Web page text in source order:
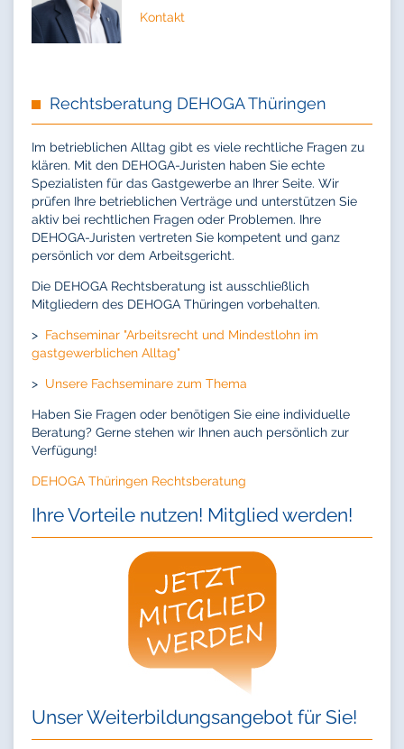
Kontakt
Rechtsberatung DEHOGA Thüringen
Im betrieblichen Alltag gibt es viele rechtliche Fragen zu
klären. Mit den DEHOGA-Juristen haben Sie echte
Spezialisten für das Gastgewerbe an Ihrer Seite. Wir
prüfen Ihre betrieblichen Verträge und unterstützen Sie
aktiv bei rechtlichen Fragen oder Problemen. Ihre
DEHOGA-Juristen vertreten Sie kompetent und ganz
persönlich vor dem Arbeitsgericht.
Die DEHOGA Rechtsberatung ist ausschließlich
Mitgliedern des DEHOGA Thüringen vorbehalten.
> Fachseminar "Arbeitsrecht und Mindestlohn im
gastgewerblichen Alltag"
> Unsere Fachseminare zum Thema
Haben Sie Fragen oder benötigen Sie eine individuelle
Beratung? Gerne stehen wir Ihnen auch persönlich zur
Verfügung!
DEHOGA Thüringen Rechtsberatung
Ihre Vorteile nutzen! Mitglied werden!
Unser Weiterbildungsangebot für Sie!